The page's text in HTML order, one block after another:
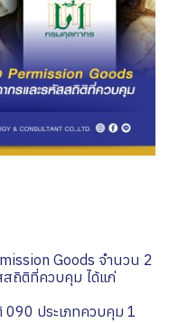
Goods จำนวน 2
สถิติที่ควบคุม ได้แก่
ประเภทควบคุม 1